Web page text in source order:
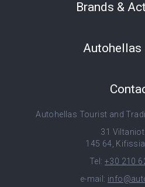
Brands &
Autohellas
Autohellas Tourist and
31
145 64,
Tel: +30 210
e-mail: